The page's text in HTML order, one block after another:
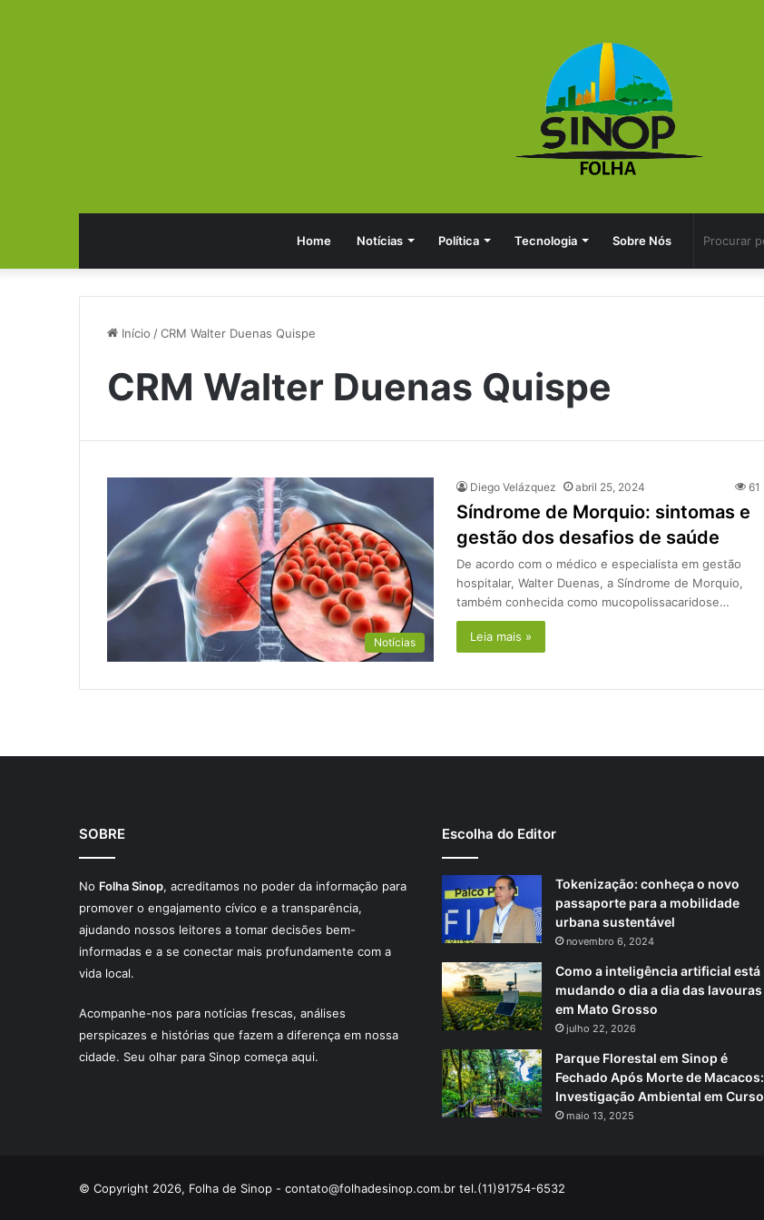
Home Notícias Política Tecnologia Sobre Nós
Início /CRM Walter Duenas Quispe
CRM Walter Duenas Quispe
Notícias
Diego Velázquez abril 25, 2024 61
Síndrome de Morquio: sintomas e
gestão dos desafios de saúde
De acordo com o médico e especialista em gestão
hospitalar, Walter Duenas, a Síndrome de Morquio,
também conhecida como mucopolissacaridose…
Leia mais »
SOBRE
No Folha Sinop, acreditamos no poder da informação para
promover o engajamento cívico e a transparência,
ajudando nossos leitores a tomar decisões bem-
informadas e a se conectar mais profundamente com a
vida local.
Acompanhe-nos para notícias frescas, análises
perspicazes e histórias que fazem a diferença em nossa
cidade. Seu olhar para Sinop começa aqui.
Escolha do Editor
Tokenização: conheça o novo
passaporte para a mobilidade
urbana sustentável
novembro 6, 2024
Como a inteligência artificial está
mudando o dia a dia das lavouras
em Mato Grosso
julho 22, 2026
Parque Florestal em Sinop é
Fechado Após Morte de Macacos:
Investigação Ambiental em Curso
maio 13, 2025
© Copyright 2026, Folha de Sinop - contato@folhadesinop.com.br tel.(11)91754-6532